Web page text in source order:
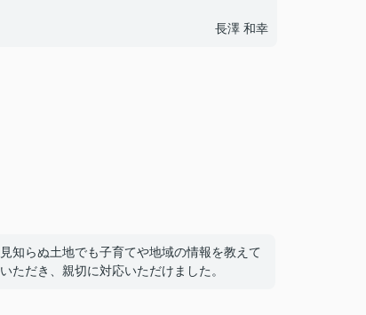
長澤 和幸
見知らぬ土地でも子育てや地域の情報を教えて
いただき、親切に対応いただけました。